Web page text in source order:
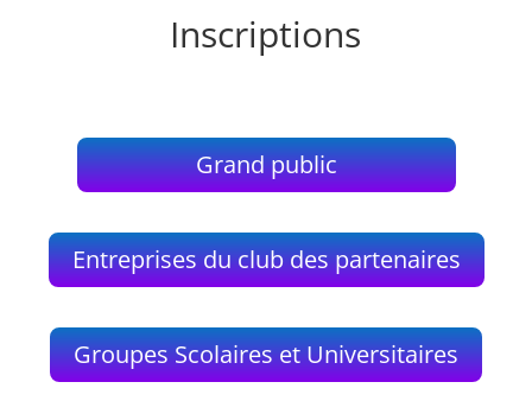
Inscriptions
Grand public
Entreprises du club des partenaires
Groupes Scolaires et Universitaires